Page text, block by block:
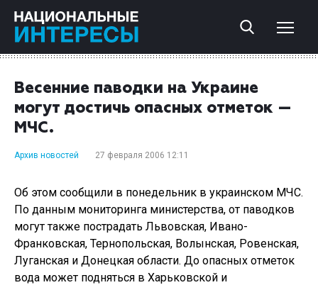
Весенние паводки на Украине
могут достичь опасных отметок —
МЧС.
Архив новостей 27 февраля 2006 12:11
Об этом сообщили в понедельник в украинском МЧС.
По данным мониторинга министерства, от паводков
могут также пострадать Львовская, Ивано-
Франковская, Тернопольская, Волынская, Ровенская,
Луганская и Донецкая области. До опасных отметок
вода может подняться в Харьковской и